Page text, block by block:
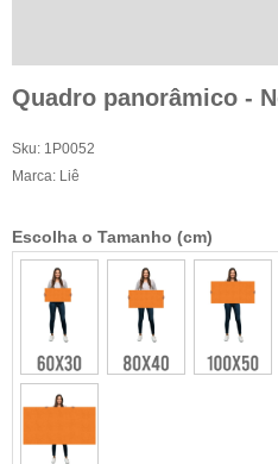
Quadro panorâmico -
Sku: 1P0052
Marca: Liê
Escolha o Tamanho (cm)